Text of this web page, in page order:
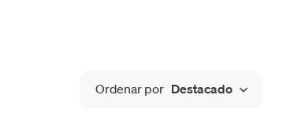
Ordenar por Destacado